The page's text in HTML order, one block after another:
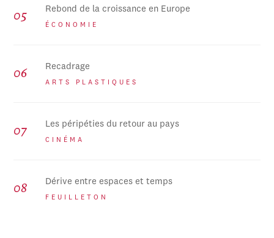
Rebond de la croissance en Europe
ÉCONOMIE
Recadrage
ARTS PLASTIQUES
Les péripéties du retour au pays
CINÉMA
Dérive entre espaces et temps
FEUILLETON